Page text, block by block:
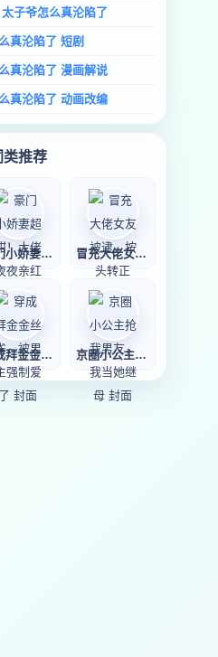
子爷怎么真沦陷了
真沦陷了 短剧
真沦陷了 漫画解说
真沦陷了 动画改编
类推荐
豪门小娇妻超甜！ 冒充大佬女友被逮
穿成拜金金丝雀， 京圈小公主抢我男